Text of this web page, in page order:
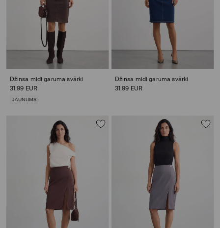
Džinsa midi garuma svārki
31,99 EUR
JAUNUMS
Džinsa midi garuma svārki
31,99 EUR